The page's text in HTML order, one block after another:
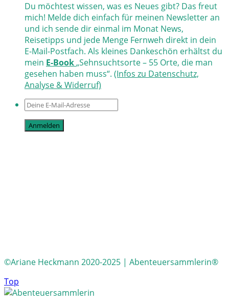
Du möchtest wissen, was es Neues gibt? Das freut
mich! Melde dich einfach für meinen Newsletter an
und ich sende dir einmal im Monat News,
Reisetipps und jede Menge Fernweh direkt in dein
E-Mail-Postfach. Als kleines Dankeschön erhältst du
mein E-Book„Sehnsuchtsorte – 55 Orte, die man
gesehen haben muss“. (Infos zu Datenschutz,
Analyse & Widerruf)
©Ariane Heckmann 2020-2025 | Abenteuersammlerin®
Top